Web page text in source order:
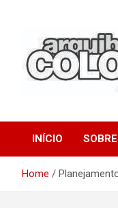
INÍCIO
Home